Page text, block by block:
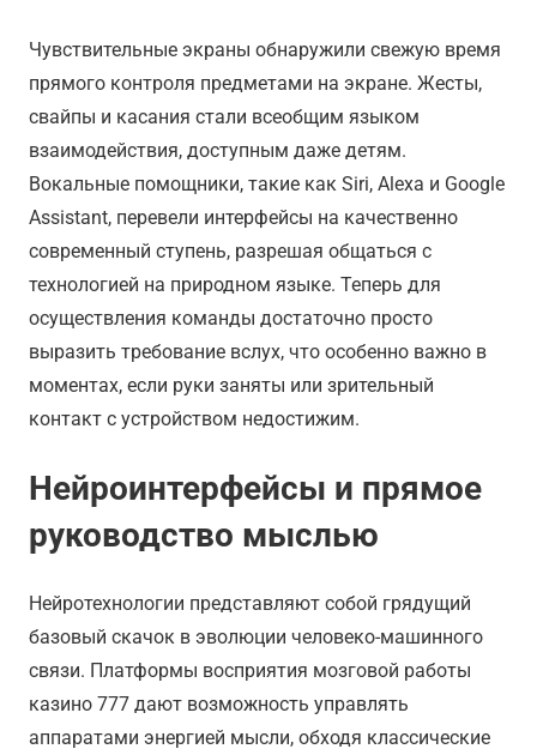
Чувствительные экраны обнаружили свежую время
прямого контроля предметами на экране. Жесты,
свайпы и касания стали всеобщим языком
взаимодействия, доступным даже детям.
Вокальные помощники, такие как Siri, Alexa и Google
Assistant, перевели интерфейсы на качественно
современный ступень, разрешая общаться с
технологией на природном языке. Теперь для
осуществления команды достаточно просто
выразить требование вслух, что особенно важно в
моментах, если руки заняты или зрительный
контакт с устройством недостижим.
Нейроинтерфейсы и прямое
руководство мыслью
Нейротехнологии представляют собой грядущий
базовый скачок в эволюции человеко-машинного
связи. Платформы восприятия мозговой работы
казино 777 дают возможность управлять
аппаратами энергией мысли, обходя классические